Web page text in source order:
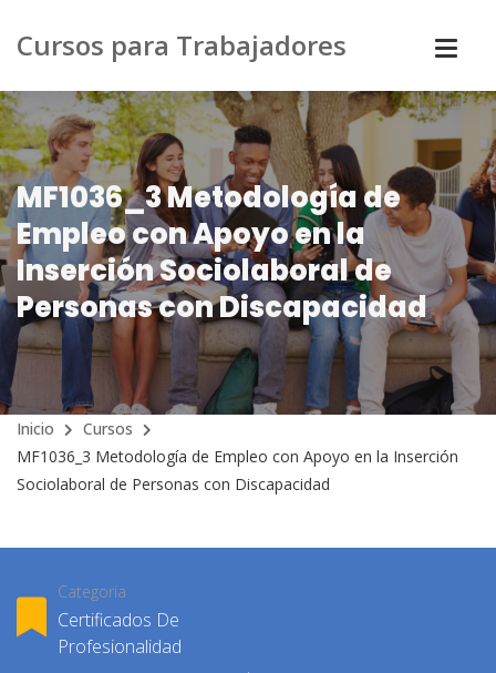
Cursos para Trabajadores
MF1036_3 Metodología de
Empleo con Apoyo en la
Inserción Sociolaboral de
Personas con Discapacidad
Inicio
Cursos
MF1036_3 Metodología de Empleo con Apoyo en la Inserción
Sociolaboral de Personas con Discapacidad
Categoría
Certificados De
Profesionalidad